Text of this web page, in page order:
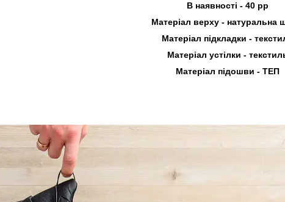
В наявності - 40 рр
Матеріал верху - натуральна
Матеріал підкладки -
Матеріал устілки -
Матеріал підошви - ТЕП